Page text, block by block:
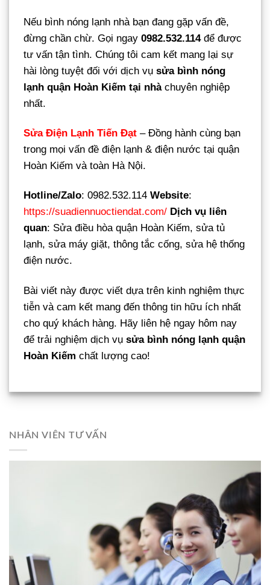
Nếu bình nóng lạnh nhà bạn đang gặp vấn đề,
đừng chần chừ. Gọi ngay 0982.532.114để được
tư vấn tận tình. Chúng tôi cam kết mang lại sự
hài lòng tuyệt đối với dịch vụ sửa bình nóng
lạnh quận Hoàn Kiếm tại nhàchuyên nghiệp
nhất.
Sửa Điện Lạnh Tiến Đạt – Đồng hành cùng bạn
trong mọi vấn đề điện lạnh & điện nước tại quận
Hoàn Kiếm và toàn Hà Nội.
Hotline/Zalo: 0982.532.114 Website:
https://suadiennuoctiendat.com/ Dịch vụ liên
quan: Sửa điều hòa quận Hoàn Kiếm, sửa tủ
lạnh, sửa máy giặt, thông tắc cống, sửa hệ thống
điện nước.
Bài viết này được viết dựa trên kinh nghiệm thực
tiễn và cam kết mang đến thông tin hữu ích nhất
cho quý khách hàng. Hãy liên hệ ngay hôm nay
để trải nghiệm dịch vụ sửa bình nóng lạnh quận
Hoàn Kiếm chất lượng cao!
NHÂN VIÊN TƯ VẤN